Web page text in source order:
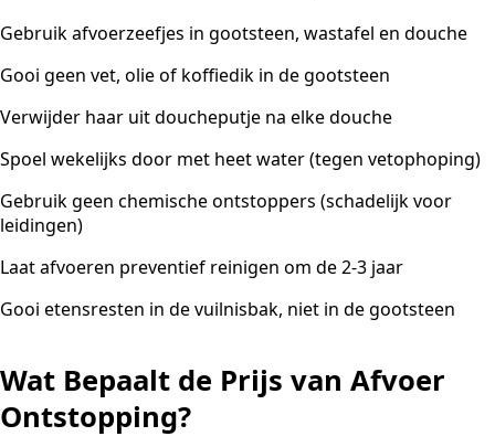
Gebruik afvoerzeefjes in gootsteen, wastafel en douche
Gooi geen vet, olie of koffiedik in de gootsteen
Verwijder haar uit doucheputje na elke douche
Spoel wekelijks door met heet water (tegen vetophoping)
Gebruik geen chemische ontstoppers (schadelijk voor
leidingen)
Laat afvoeren preventief reinigen om de 2-3 jaar
Gooi etensresten in de vuilnisbak, niet in de gootsteen
Wat Bepaalt de Prijs van Afvoer
Ontstopping?